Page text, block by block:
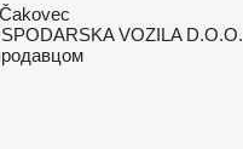
VOZILA D.O.O.